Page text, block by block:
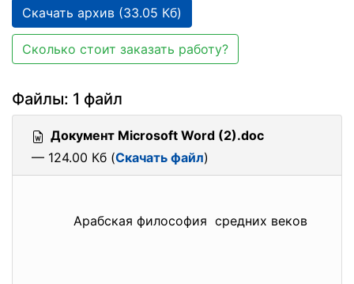
Скачать архив (33.05 Кб)
Сколько стоит заказать работу?
Файлы: 1 файл
Документ Microsoft Word (2).doc
— 124.00 Кб (Скачать файл)
Арабская философия средних веков